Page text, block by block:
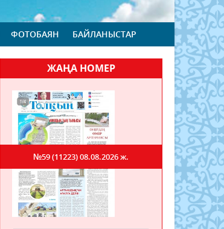
ФОТОБАЯН БАЙЛАНЫСТАР
ЖАҢА НОМЕР
№59 (11223)08.08.2026 ж.